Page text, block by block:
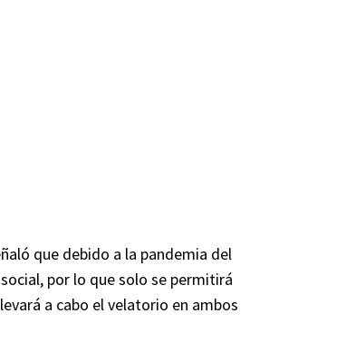
que debido a la pandemia del
por lo que solo se permitirá
a cabo el velatorio en ambos